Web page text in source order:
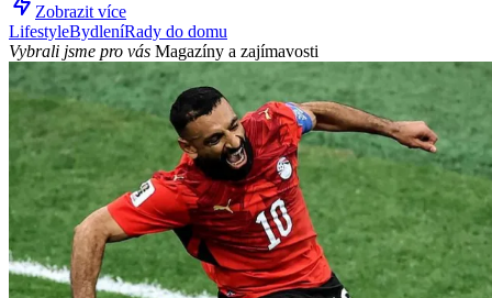
Zobrazit více
LifestyleBydleníRady do domu
Vybrali jsme pro vás Magazíny a zajímavosti